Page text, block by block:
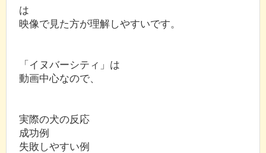
は
映像で見た方が理解しやすいです。
「イヌバーシティ」は
動画中心なので、
実際の犬の反応
成功例
失敗しやすい例